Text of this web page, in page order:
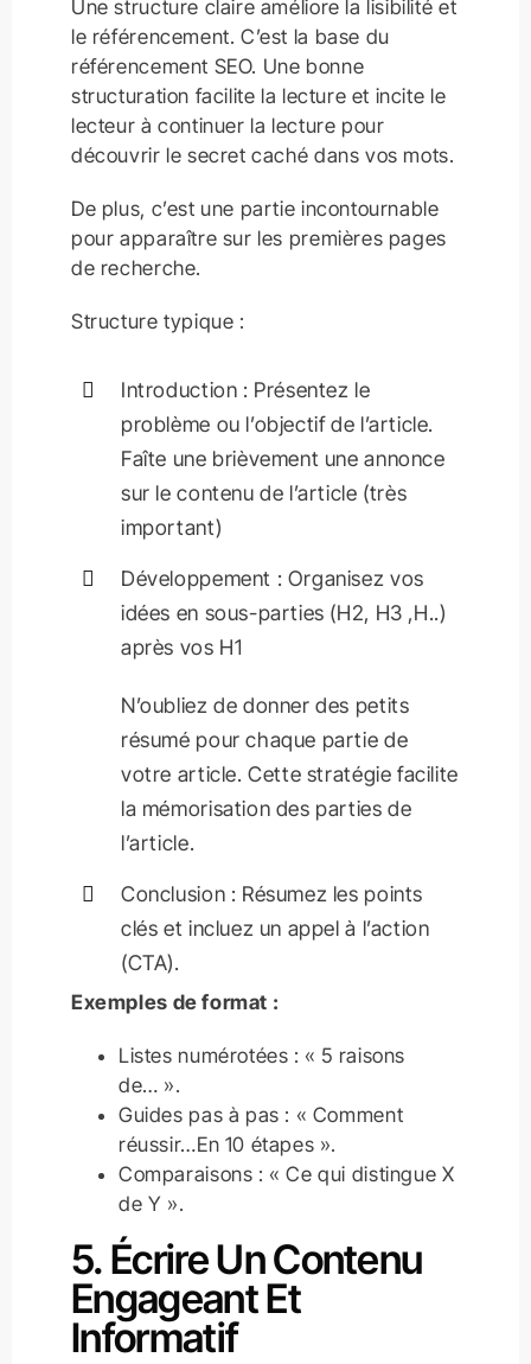
Une structure claire améliore la lisibilité et
le référencement. C’est la base du
référencement SEO. Une bonne
structuration facilite la lecture et incite le
lecteur à continuer la lecture pour
découvrir le secret caché dans vos mots.
De plus, c’est une partie incontournable
pour apparaître sur les premières pages
de recherche.
Structure typique :
Introduction : Présentez le
problème ou l’objectif de l’article.
Faîte une brièvement une annonce
sur le contenu de l’article (très
important)
Développement : Organisez vos
idées en sous-parties (H2, H3 ,H..)
après vos H1
N’oubliez de donner des petits
résumé pour chaque partie de
votre article. Cette stratégie facilite
la mémorisation des parties de
l’article.
Conclusion : Résumez les points
clés et incluez un appel à l’action
(CTA).
Exemples de format :
Listes numérotées : « 5 raisons
de… ».
Guides pas à pas : « Comment
réussir…En 10 étapes ».
Comparaisons : « Ce qui distingue X
de Y ».
5. Écrire Un Contenu
Engageant Et
Informatif